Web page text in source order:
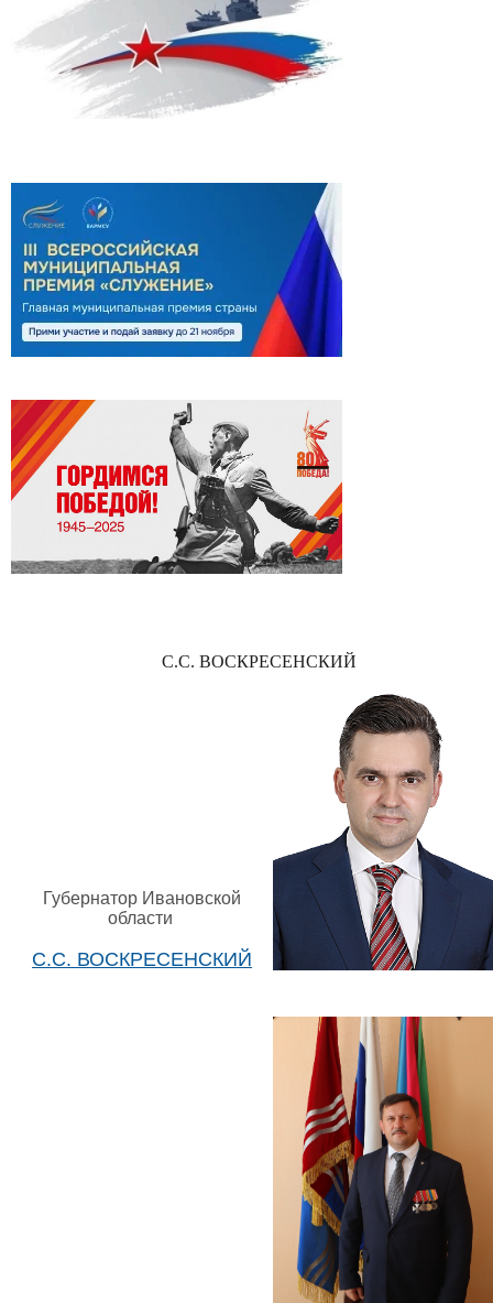
С.С. ВОСКРЕСЕНСКИЙ
Губернатор Ивановской
области
С.С. ВОСКРЕСЕНСКИЙ